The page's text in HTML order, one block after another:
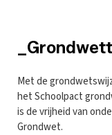
Met de
het Schoolpact
is de vrijheid van
Grondwet.